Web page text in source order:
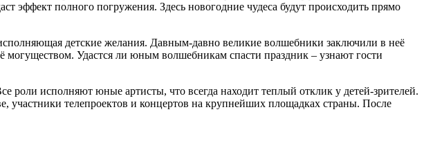
эффект полного погружения. Здесь новогодние чудеса будут происходить прямо
детские желания. Давным-давно великие волшебники заключили в неё
могуществом. Удастся ли юным волшебникам спасти праздник – узнают гости
роли исполняют юные артисты, что всегда находит теплый отклик у детей-зрителей.
участники телепроектов и концертов на крупнейших площадках страны. После